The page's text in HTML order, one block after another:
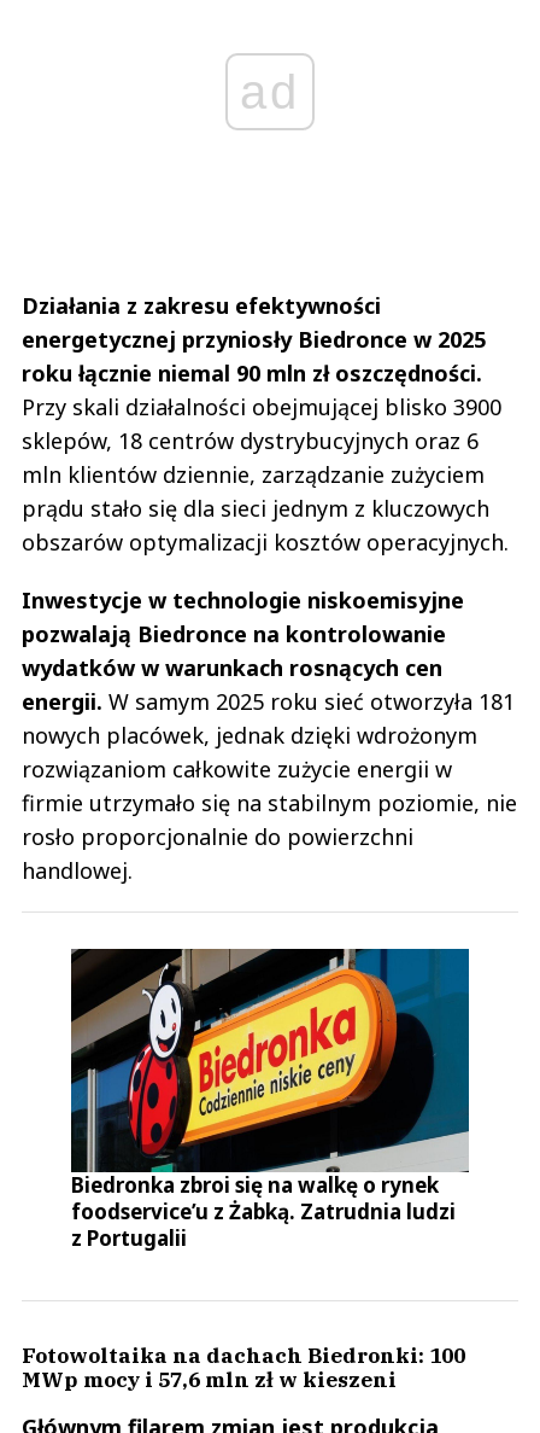
ad
Działania z zakresu efektywności
energetycznej przyniosły Biedronce w 2025
roku łącznie niemal 90 mln zł oszczędności.
Przy skali działalności obejmującej blisko 3900
sklepów, 18 centrów dystrybucyjnych oraz 6
mln klientów dziennie, zarządzanie zużyciem
prądu stało się dla sieci jednym z kluczowych
obszarów optymalizacji kosztów operacyjnych.
Inwestycje w technologie niskoemisyjne
pozwalają Biedronce na kontrolowanie
wydatków w warunkach rosnących cen
energii. W samym 2025 roku sieć otworzyła 181
nowych placówek, jednak dzięki wdrożonym
rozwiązaniom całkowite zużycie energii w
firmie utrzymało się na stabilnym poziomie, nie
rosło proporcjonalnie do powierzchni
handlowej.
Biedronka zbroi się na walkę o rynek
foodservice’u z Żabką. Zatrudnia ludzi
z Portugalii
Fotowoltaika na dachach Biedronki: 100
MWp mocy i 57,6 mln zł w kieszeni
Głównym filarem zmian jest produkcja